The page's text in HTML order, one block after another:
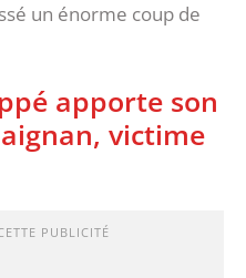
un énorme coup de
apporte son
victime
PUBLICITÉ